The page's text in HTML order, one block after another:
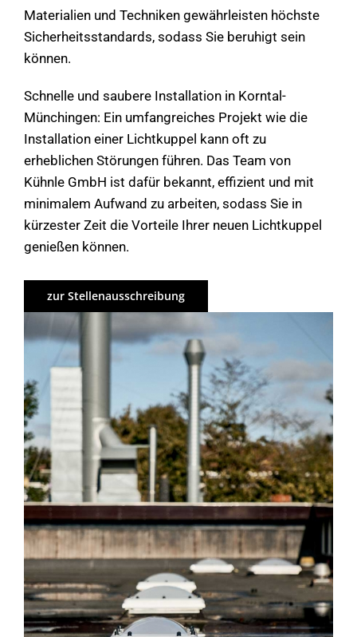
Materialien und Techniken gewährleisten höchste
Sicherheitsstandards, sodass Sie beruhigt sein
können.
Schnelle und saubere Installation in Korntal-
Münchingen: Ein umfangreiches Projekt wie die
Installation einer Lichtkuppel kann oft zu
erheblichen Störungen führen. Das Team von
Kühnle GmbH ist dafür bekannt, effizient und mit
minimalem Aufwand zu arbeiten, sodass Sie in
kürzester Zeit die Vorteile Ihrer neuen Lichtkuppel
genießen können.
zur Stellenausschreibung